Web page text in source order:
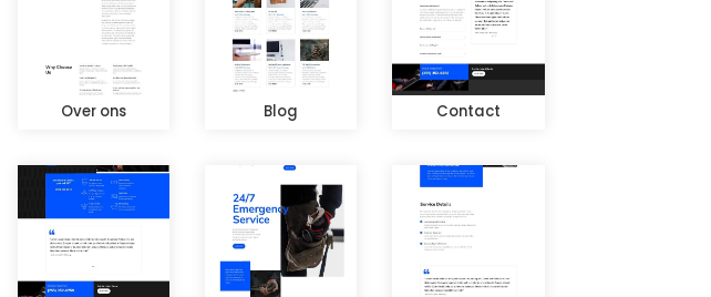
Over ons Blog Contact